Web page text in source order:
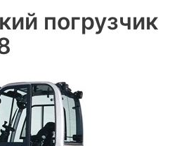
погрузчик